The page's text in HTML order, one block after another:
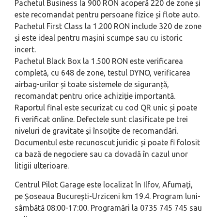
Pachetul Business la 900 RON acoperă 220 de zone și
este recomandat pentru persoane fizice și flote auto.
Pachetul First Class la 1.200 RON include 320 de zone
și este ideal pentru mașini scumpe sau cu istoric
incert.
Pachetul Black Box la 1.500 RON este verificarea
completă, cu 648 de zone, testul DYNO, verificarea
airbag-urilor și toate sistemele de siguranță,
recomandat pentru orice achiziție importantă.
Raportul final este securizat cu cod QR unic și poate
fi verificat online. Defectele sunt clasificate pe trei
niveluri de gravitate și însoțite de recomandări.
Documentul este recunoscut juridic și poate fi folosit
ca bază de negociere sau ca dovadă în cazul unor
litigii ulterioare.
Centrul Pilot Garage este localizat în Ilfov, Afumați,
pe Șoseaua București-Urziceni km 19.4. Program luni-
sâmbătă 08:00-17:00. Programări la 0735 745 745 sau